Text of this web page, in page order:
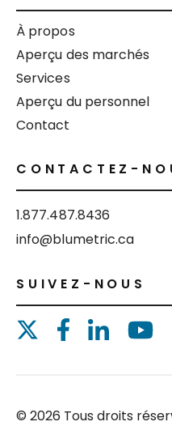
À propos
Aperçu des marchés
Services
Aperçu du personnel
Contact
CONTACTEZ-
1.877.487.8436
info@blumetric.ca
SUIVEZ-NOUS
© 2026 Tous droits